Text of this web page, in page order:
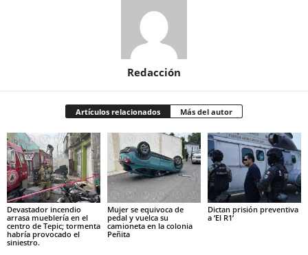
Redacción
Artículos relacionados Más del autor
Devastador incendio
arrasa mueblería en el
centro de Tepic; tormenta
habría provocado el
siniestro.
Mujer se equivoca de
pedal y vuelca su
camioneta en la colonia
Peñita
Dictan prisión preventiva
a ‘El R1’